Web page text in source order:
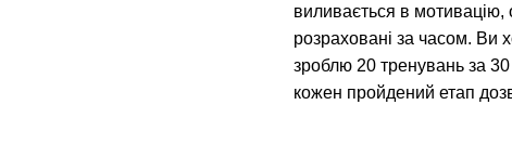
виливається в мотивацію,
розраховані за часом. Ви
зроблю 20 тренувань за
кожен пройдений етап